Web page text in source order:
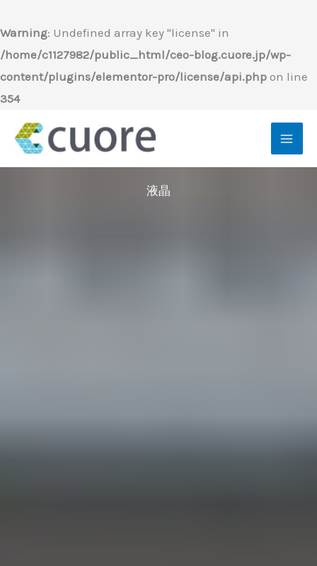
Warning: Undefined array key "license" in
/home/c1127982/public_html/ceo-blog.cuore.jp/wp-
content/plugins/elementor-pro/license/api.php on line
354
容
を
ス
キ
液晶